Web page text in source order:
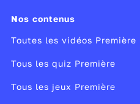
Nos contenus
Toutes les vidéos Première
Tous les quiz Première
Tous les jeux Première